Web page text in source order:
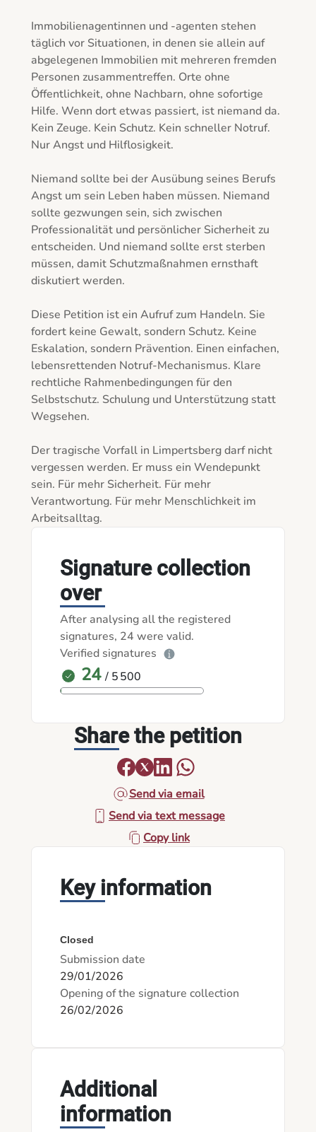
Immobilienagentinnen und -agenten stehen
täglich vor Situationen, in denen sie allein auf
abgelegenen Immobilien mit mehreren fremden
Personen zusammentreffen. Orte ohne
Öffentlichkeit, ohne Nachbarn, ohne sofortige
Hilfe. Wenn dort etwas passiert, ist niemand da.
Kein Zeuge. Kein Schutz. Kein schneller Notruf.
Nur Angst und Hilflosigkeit.
Niemand sollte bei der Ausübung seines Berufs
Angst um sein Leben haben müssen. Niemand
sollte gezwungen sein, sich zwischen
Professionalität und persönlicher Sicherheit zu
entscheiden. Und niemand sollte erst sterben
müssen, damit Schutzmaßnahmen ernsthaft
diskutiert werden.
Diese Petition ist ein Aufruf zum Handeln. Sie
fordert keine Gewalt, sondern Schutz. Keine
Eskalation, sondern Prävention. Einen einfachen,
lebensrettenden Notruf-Mechanismus. Klare
rechtliche Rahmenbedingungen für den
Selbstschutz. Schulung und Unterstützung statt
Wegsehen.
Der tragische Vorfall in Limpertsberg darf nicht
vergessen werden. Er muss ein Wendepunkt
sein. Für mehr Sicherheit. Für mehr
Verantwortung. Für mehr Menschlichkeit im
Arbeitsalltag.
Signature collection
over
After analysing all the registered
signatures, 24 were valid.
Verified signatures
24 / 5 500
Share the petition
Send via email
Send via text message
Copy link
Key information
Closed
Submission date
29/01/2026
Opening of the signature collection
26/02/2026
Additional
information